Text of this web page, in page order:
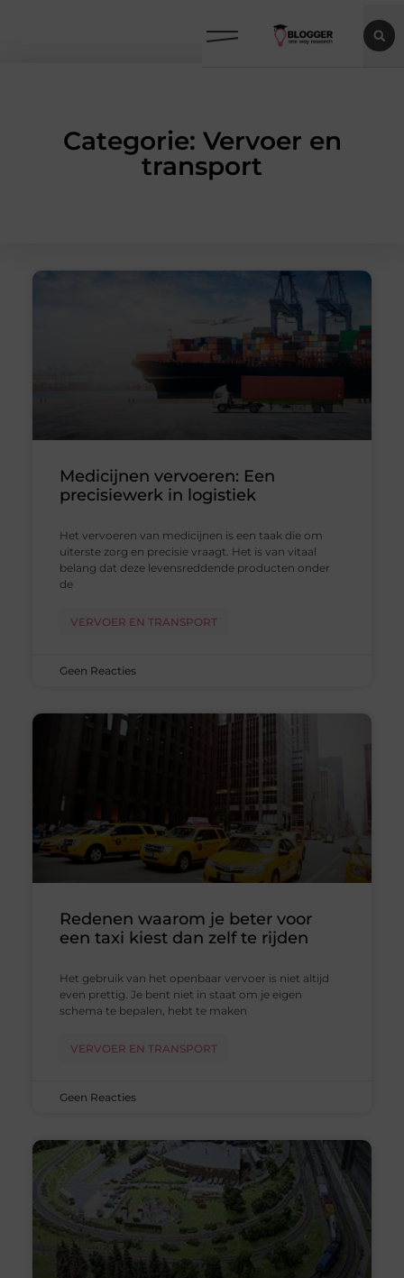
Categorie: Vervoer en
transport
Medicijnen vervoeren: Een
precisiewerk in logistiek
Het vervoeren van medicijnen is een taak die om
uiterste zorg en precisie vraagt. Het is van vitaal
belang dat deze levensreddende producten onder
de
VERVOER EN TRANSPORT
Geen Reacties
Redenen waarom je beter voor
een taxi kiest dan zelf te rijden
Het gebruik van het openbaar vervoer is niet altijd
even prettig. Je bent niet in staat om je eigen
schema te bepalen, hebt te maken
VERVOER EN TRANSPORT
Geen Reacties